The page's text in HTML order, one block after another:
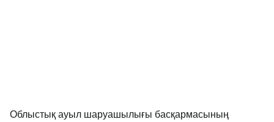
Облыстық ауыл шаруашылығы басқармасының